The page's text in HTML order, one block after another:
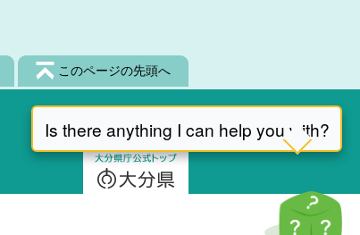
このページの先頭へ